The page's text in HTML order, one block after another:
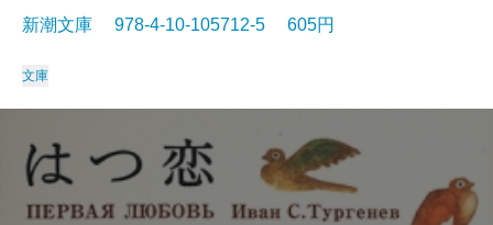
新潮文庫 978-4-10-105712-5 605円
文庫